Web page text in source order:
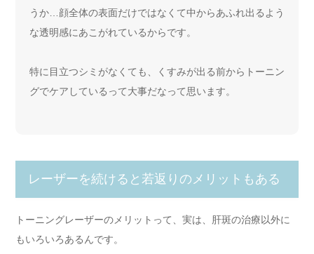
うか…顔全体の表面だけではなくて中からあふれ出るよう
な透明感にあこがれているからです。
特に目立つシミがなくても、くすみが出る前からトーニン
グでケアしているって大事だなって思います。
レーザーを続けると若返りのメリットもある
トーニングレーザーのメリットって、実は、肝斑の治療以外に
もいろいろあるんです。